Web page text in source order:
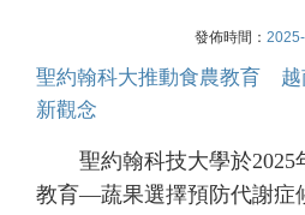
發佈時間：
聖約翰科大推動食農教育 越
新觀念
聖約翰科技大學於2025
教育—蔬果選擇預防代謝症